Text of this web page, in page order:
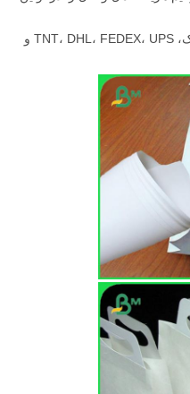
از طریق دریا، از طریق هوا، توسط پیک، TNT، DHL، FEDEX، UPS و